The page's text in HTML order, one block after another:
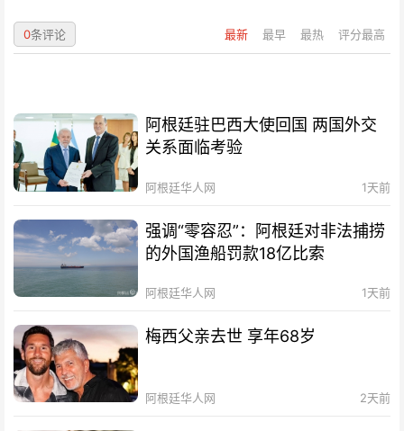
最新 最早 最热 评分最高
0条评论
阿根廷驻巴西大使回国 两国外交
关系面临考验
阿根廷华人网 1天前
强调“零容忍”：阿根廷对非法捕捞
的外国渔船罚款18亿比索
阿根廷华人网 1天前
梅西父亲去世 享年68岁
阿根廷华人网 2天前